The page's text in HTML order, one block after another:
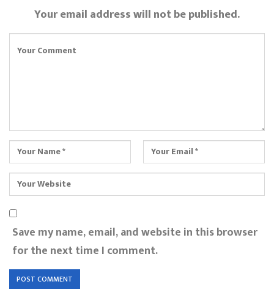
Your email address will not be published.
Save my name, email, and website in this browser
for the next time I comment.